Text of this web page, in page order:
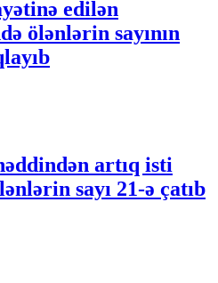
edilən
ölənlərin sayının
artıq isti
sayı 21-ə çatıb